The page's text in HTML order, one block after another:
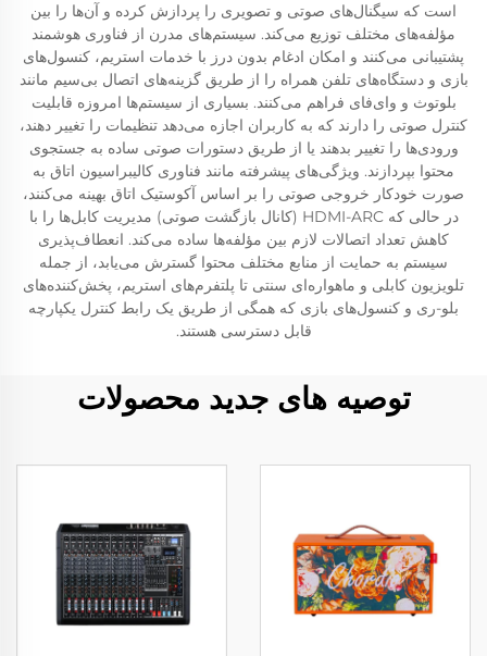
است که سیگنال‌های صوتی و تصویری را پردازش کرده و آن‌ها را بین
مؤلفه‌های مختلف توزیع می‌کند. سیستم‌های مدرن از فناوری هوشمند
پشتیبانی می‌کنند و امکان ادغام بدون درز با خدمات استریم، کنسول‌های
بازی و دستگاه‌های تلفن همراه را از طریق گزینه‌های اتصال بی‌سیم مانند
بلوتوث و وای‌فای فراهم می‌کنند. بسیاری از سیستم‌ها امروزه قابلیت
کنترل صوتی را دارند که به کاربران اجازه می‌دهد تنظیمات را تغییر دهند،
ورودی‌ها را تغییر بدهند یا از طریق دستورات صوتی ساده به جستجوی
محتوا بپردازند. ویژگی‌های پیشرفته مانند فناوری کالیبراسیون اتاق به
صورت خودکار خروجی صوتی را بر اساس آکوستیک اتاق بهینه می‌کنند،
در حالی که HDMI-ARC (کانال بازگشت صوتی) مدیریت کابل‌ها را با
کاهش تعداد اتصالات لازم بین مؤلفه‌ها ساده می‌کند. انعطاف‌پذیری
سیستم به حمایت از منابع مختلف محتوا گسترش می‌یابد، از جمله
تلویزیون کابلی و ماهواره‌ای سنتی تا پلتفرم‌های استریم، پخش‌کننده‌های
بلو-ری و کنسول‌های بازی که همگی از طریق یک رابط کنترل یکپارچه
قابل دسترسی هستند.
توصیه های جدید محصولات